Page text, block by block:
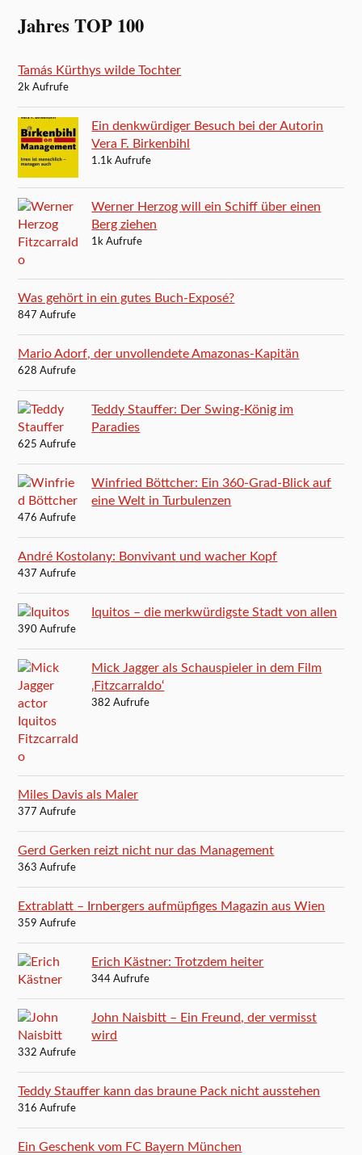
Jahres TOP 100
Tamás Kürthys wilde Tochter
2k Aufrufe
Ein denkwürdiger Besuch bei der Autorin
Vera F. Birkenbihl
1.1k Aufrufe
Werner Herzog will ein Schiff über einen
Berg ziehen
1k Aufrufe
Was gehört in ein gutes Buch-Exposé?
847 Aufrufe
Mario Adorf, der unvollendete Amazonas-Kapitän
628 Aufrufe
Teddy Stauffer: Der Swing-König im
Paradies
625 Aufrufe
Winfried Böttcher: Ein 360-Grad-Blick auf
eine Welt in Turbulenzen
476 Aufrufe
André Kostolany: Bonvivant und wacher Kopf
437 Aufrufe
Iquitos – die merkwürdigste Stadt von allen
390 Aufrufe
Mick Jagger als Schauspieler in dem Film
‚Fitzcarraldo‘
382 Aufrufe
Miles Davis als Maler
377 Aufrufe
Gerd Gerken reizt nicht nur das Management
363 Aufrufe
Extrablatt – Irnbergers aufmüpfiges Magazin aus Wien
359 Aufrufe
Erich Kästner: Trotzdem heiter
344 Aufrufe
John Naisbitt – Ein Freund, der vermisst
wird
332 Aufrufe
Teddy Stauffer kann das braune Pack nicht ausstehen
316 Aufrufe
Ein Geschenk vom FC Bayern München